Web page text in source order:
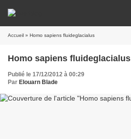
Accueil » Homo sapiens fluideglacialus
Homo sapiens fluideglacialus
Publié le 17/12/2012 à 00:29
Par Elouarn Blade